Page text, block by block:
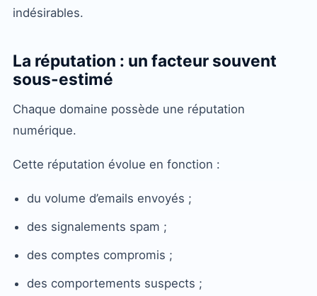
indésirables.
La réputation : un facteur souvent
sous-estimé
Chaque domaine possède une réputation
numérique.
Cette réputation évolue en fonction :
du volume d’emails envoyés ;
des signalements spam ;
des comptes compromis ;
des comportements suspects ;